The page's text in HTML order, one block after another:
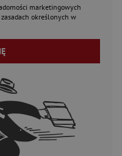
marketingowych
zasadach określonych w